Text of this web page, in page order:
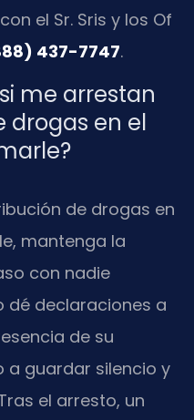
el Sr. Sris y los Of
437-7747.
me arrestan
drogas en el
de drogas en
mantenga la
con nadie
dé declaraciones a
de su
a guardar silencio y
el arresto, un